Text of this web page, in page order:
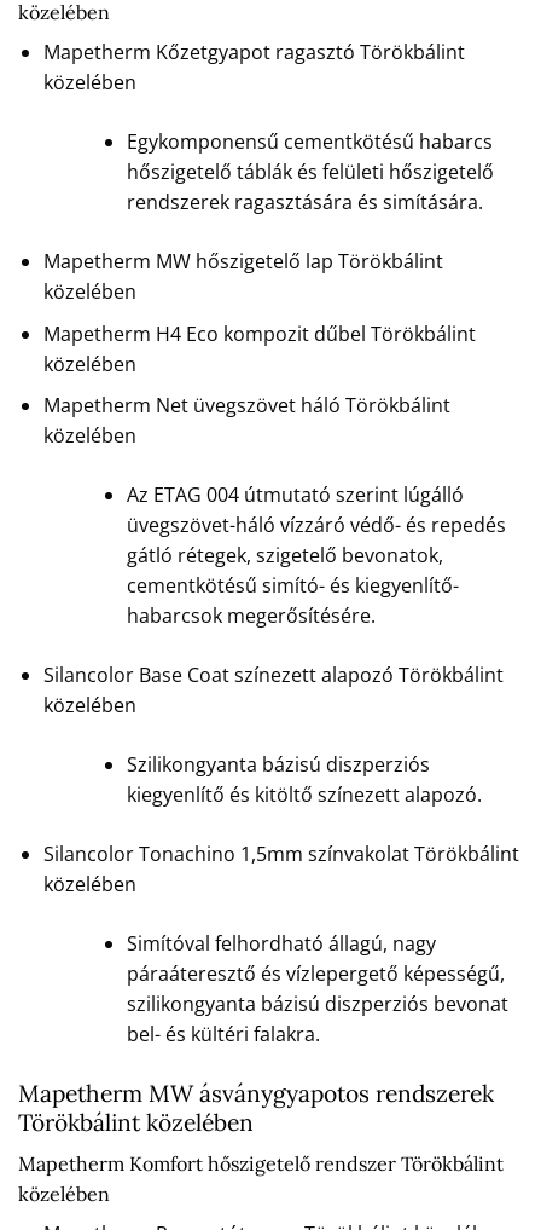
közelében
Mapetherm Kőzetgyapot ragasztó Törökbálint
közelében
Egykomponensű cementkötésű habarcs
hőszigetelő táblák és felületi hőszigetelő
rendszerek ragasztására és simítására.
Mapetherm MW hőszigetelő lap Törökbálint
közelében
Mapetherm H4 Eco kompozit dűbel Törökbálint
közelében
Mapetherm Net üvegszövet háló Törökbálint
közelében
Az ETAG 004 útmutató szerint lúgálló
üvegszövet-háló vízzáró védő- és repedés
gátló rétegek, szigetelő bevonatok,
cementkötésű simító- és kiegyenlítő-
habarcsok megerősítésére.
Silancolor Base Coat színezett alapozó Törökbálint
közelében
Szilikongyanta bázisú diszperziós
kiegyenlítő és kitöltő színezett alapozó.
Silancolor Tonachino 1,5mm színvakolat Törökbálint
közelében
Simítóval felhordható állagú, nagy
páraáteresztő és vízlepergető képességű,
szilikongyanta bázisú diszperziós bevonat
bel- és kültéri falakra.
Mapetherm MW ásványgyapotos rendszerek
Törökbálint közelében
Mapetherm Komfort hőszigetelő rendszer Törökbálint
közelében